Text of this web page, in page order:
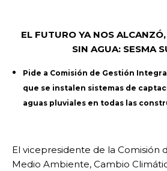
EL FUTURO YA NOS
SIN AGUA: SESMA
Pide a Comisión de Gestión
que se instalen sistemas de
aguas pluviales en todas las
El vicepresidente de la Comisión
Medio Ambiente, Cambio